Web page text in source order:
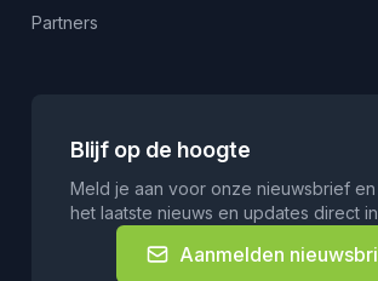
Partners
Blijf op de hoogte
Meld je aan voor onze nieuwsbrief
het laatste nieuws en updates direct
Aanmelden